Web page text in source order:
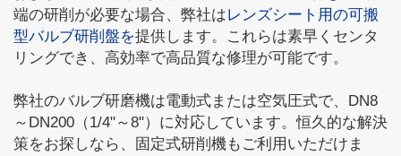
端の研削が必要な場合、弊社はレンズシート用の可搬
型バルブ研削盤を提供します。これらは素早くセンタ
リングでき、高効率で高品質な修理が可能です。
弊社のバルブ研磨機は電動式または空気圧式で、DN8
～DN200（1/4"～8"）に対応しています。恒久的な解決
策をお探しなら、固定式研削機もご利用いただけま